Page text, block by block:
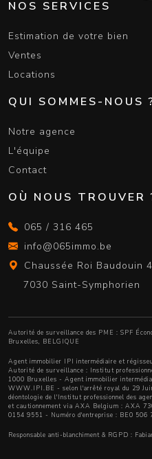
NOS SERVICES
Estimation de votre bien
Ventes
Locations
QUI SOMMES-NOUS
Notre agence
L'équipe
Contact
OÙ NOUS TROUVER
065 / 316 465
info@065immo.be
Chaussée Roi Baudouin
7030 Saint-Symphorien
Autorité de surveillance des PME : SPF
Bruxelles, BELGIQUE
Agent immobilier IPI intermédiaire et
Autorité de surveillance : Institut
1000 Bruxelles - Agent immobilier
WWW.IPI.BE - selon l'arrêté royal du 29
déontologie de l'Institut professionnel des
et cautionnement via AXA Belgium : AXA
0154 9551 - Numéro d'entreprise : BE0 506
Responsable anti-blanchiment & RGPD :